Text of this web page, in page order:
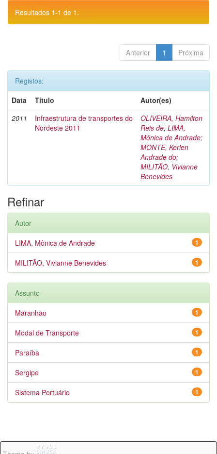
Resultados 1-1 de 1.
Anterior 1 Próxima
Registos:
Data
Título
Autor(es)
2011
Infraestrutura de transportes do
Nordeste 2011
OLIVEIRA, Hamilton
Reis de; LIMA,
Mônica de Andrade;
MONTE, Kerlen
Andrade do;
MILITÃO, Vivianne
Benevides
Refinar
Autor
1
LIMA, Mônica de Andrade
1
MILITÃO, Vivianne Benevides
Assunto
1
Maranhão
1
Modal de Transporte
1
Paraíba
1
Sergipe
1
Sistema Portuário